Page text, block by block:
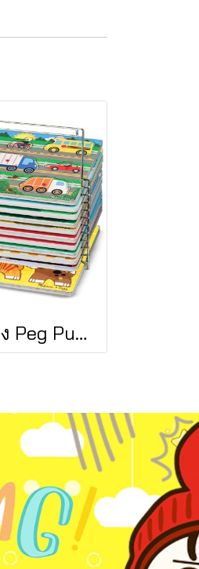
ชั้นเก็บเรียง Peg Puzzles 12 แผ่น Wire Puzzle-Storage Rack รุ่น 1018 ยี่ห้อ Melissa & Doug (นำเข้า USA)